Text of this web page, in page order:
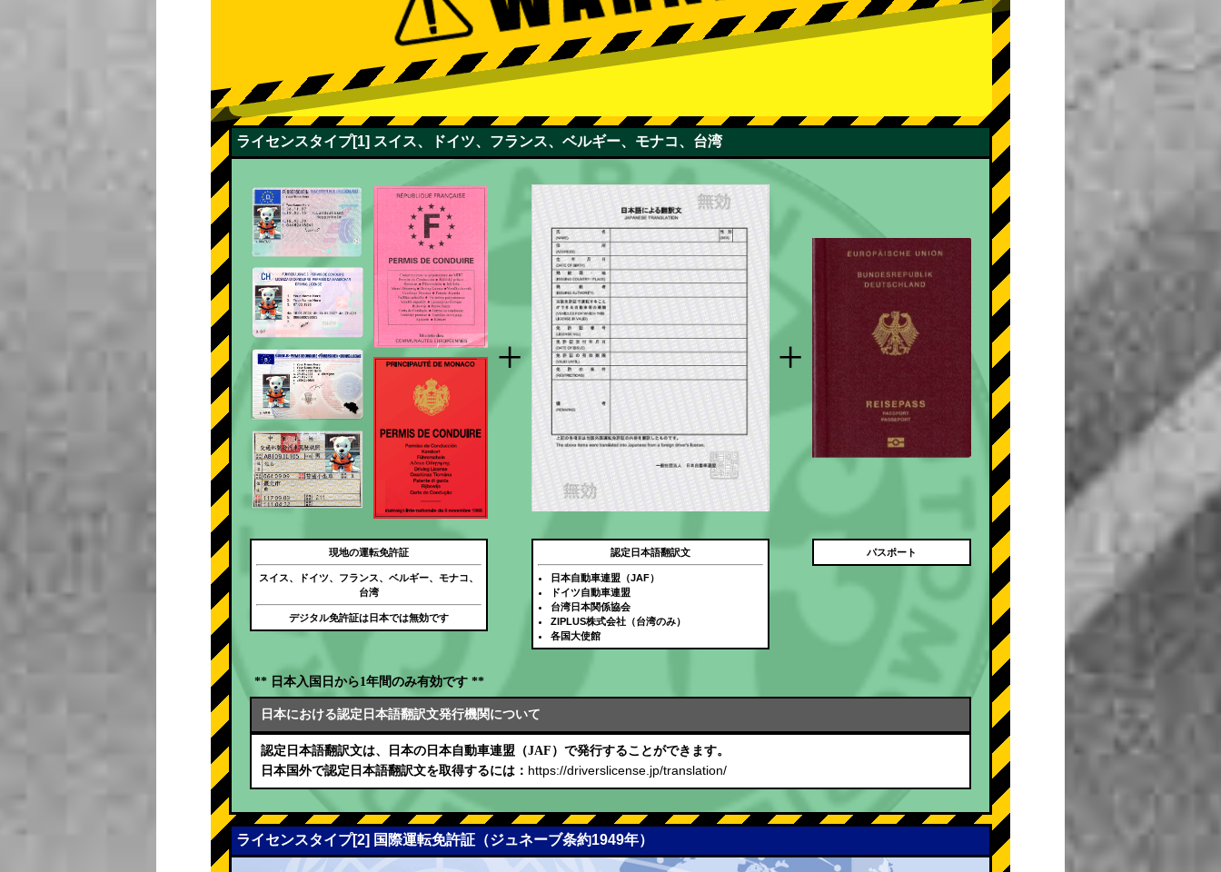
ライセンスタイプ[1] スイス、ドイツ、フランス、ベルギー、モナコ、台湾
+ +
現地の運転免許証
スイス、ドイツ、フランス、ベルギー、モナコ、
台湾
デジタル免許証は日本では無効です
認定日本語翻訳文
日本自動車連盟（JAF）
ドイツ自動車連盟
台湾日本関係協会
ZIPLUS株式会社（台湾のみ）
各国大使館
パスポート
** 日本入国日から1年間のみ有効です **
日本における認定日本語翻訳文発行機関について
認定日本語翻訳文は、日本の日本自動車連盟（JAF）で発行することができます。
日本国外で認定日本語翻訳文を取得するには： https://driverslicense.jp/translation/
ライセンスタイプ[2] 国際運転免許証（ジュネーブ条約1949年）